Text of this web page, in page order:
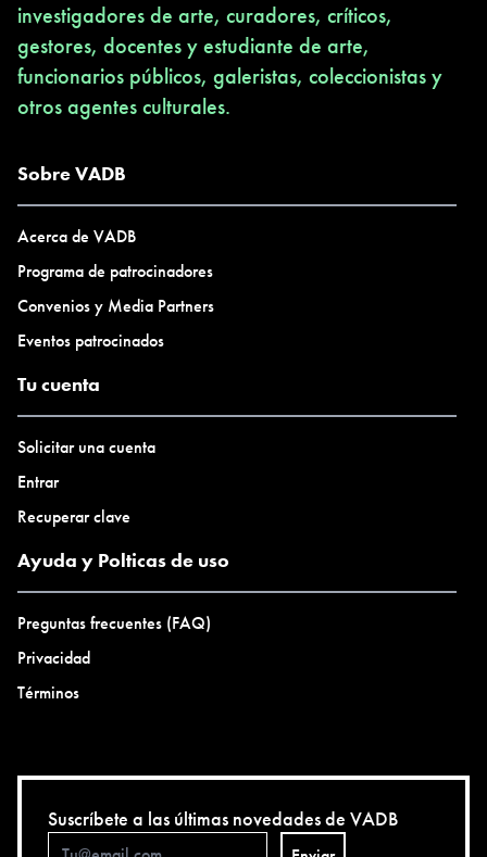
investigadores de arte, curadores, críticos,
gestores, docentes y estudiante de arte,
funcionarios públicos, galeristas, coleccionistas y
otros agentes culturales.
Sobre VADB
Acerca de VADB
Programa de patrocinadores
Convenios y Media Partners
Eventos patrocinados
Tu cuenta
Solicitar una cuenta
Entrar
Recuperar clave
Ayuda y Polticas de uso
Preguntas frecuentes (FAQ)
Privacidad
Términos
Suscríbete a las últimas novedades de VADB